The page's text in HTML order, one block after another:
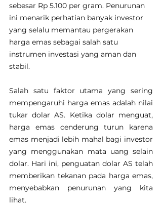
sebesar Rp 5.100 per gram. Penurunan
ini menarik perhatian banyak investor
yang selalu memantau pergerakan
harga emas sebagai salah satu
instrumen investasi yang aman dan
stabil.
Salah satu faktor utama yang sering
mempengaruhi harga emas adalah nilai
tukar dolar AS. Ketika dolar menguat,
harga emas cenderung turun karena
emas menjadi lebih mahal bagi investor
yang menggunakan mata uang selain
dolar. Hari ini, penguatan dolar AS telah
memberikan tekanan pada harga emas,
menyebabkan penurunan yang kita
lihat.